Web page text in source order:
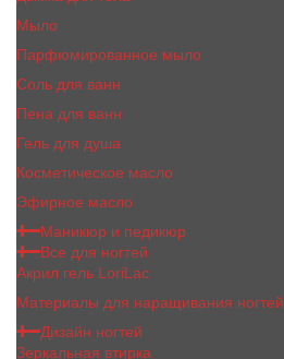
Мыло
Парфюмированное мыло
Соль для ванн
Пена для ванн
Гель для душа
Косметическое масло
Эфирное масло
Маникюр и педикюр
Все для ногтей
Акрил гель LoriLac
Материалы для наращивания ногтей
Дизайн ногтей
Зеркальная втирка